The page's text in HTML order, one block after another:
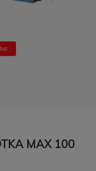
MAX 100